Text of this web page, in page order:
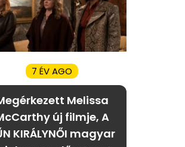
7 ÉV AGO
Melissa
új filmje, A
KIRÁLYNŐI magyar